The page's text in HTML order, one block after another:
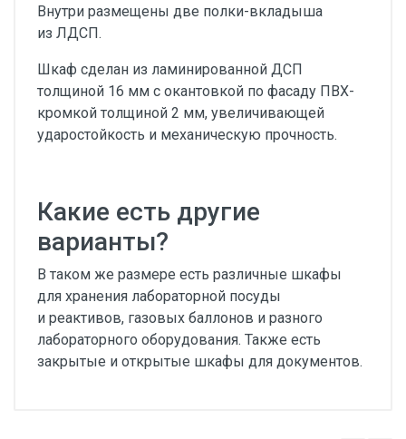
Внутри размещены две полки-вкладыша
из ЛДСП.
Шкаф сделан из ламинированной ДСП
толщиной 16 мм с окантовкой по фасаду ПВХ-
кромкой толщиной 2 мм, увеличивающей
ударостойкость и механическую прочность.
Какие есть другие
варианты?
В таком же размере есть различные шкафы
для хранения лабораторной посуды
и реактивов, газовых баллонов и разного
лабораторного оборудования. Также есть
закрытые и открытые шкафы для документов.